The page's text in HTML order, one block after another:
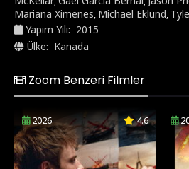
Mariana Ximenes, Michael Eklund,
Yapım Yılı: 2015
Ülke: Kanada
Zoom Benzeri Filmler
2026 4.6